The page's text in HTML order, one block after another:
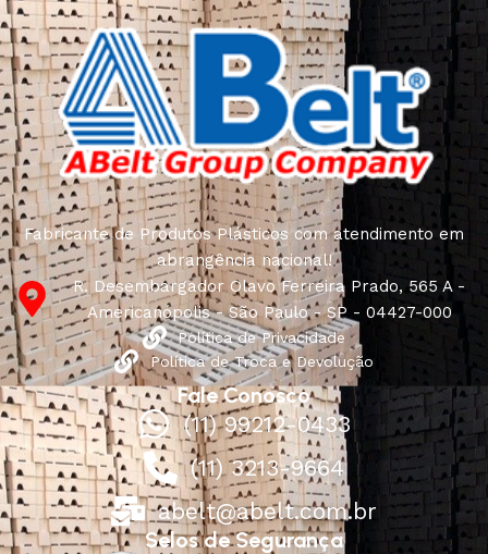
ingeniously combine elegance, quality and practicality in
each product unit. Our assortment includes products
from proven companies. Who for many years of
continuous joint work did not give reason to doubt their
reliability and honesty. All of them guarantee the high
quality of their products, excellent operational
characteristics, attractive appearance of the products, a
long period of use of the furniture, as well as safety.
Fabricante de Produtos Plásticos com atendimento em
abrangência nacional!
R. Desembargador Olavo Ferreira Prado, 565 A -
Americanópolis - São Paulo - SP - 04427-000
Política de Privacidade
Política de Troca e Devolução
Fale Conosco
(11) 99212-0433
(11) 3213-9664
abelt@abelt.com.br
Selos de Segurança